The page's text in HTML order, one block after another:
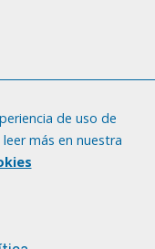
de uso de
más en nuestra